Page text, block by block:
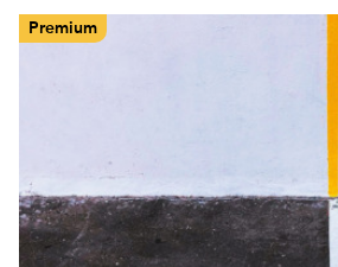
Premium